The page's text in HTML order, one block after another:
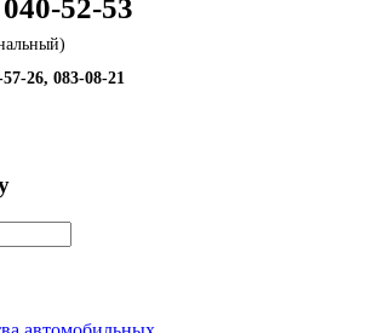
52-53
26, 083-08-21